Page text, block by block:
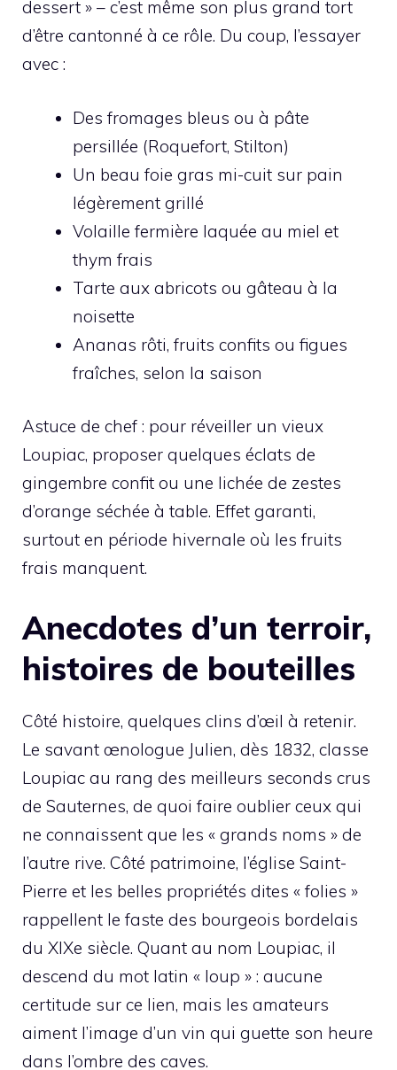
dessert » – c’est même son plus grand tort
d’être cantonné à ce rôle. Du coup, l’essayer
avec :
Des fromages bleus ou à pâte
persillée (Roquefort, Stilton)
Un beau foie gras mi-cuit sur pain
légèrement grillé
Volaille fermière laquée au miel et
thym frais
Tarte aux abricots ou gâteau à la
noisette
Ananas rôti, fruits confits ou figues
fraîches, selon la saison
Astuce de chef : pour réveiller un vieux
Loupiac, proposer quelques éclats de
gingembre confit ou une lichée de zestes
d’orange séchée à table. Effet garanti,
surtout en période hivernale où les fruits
frais manquent.
Anecdotes d’un terroir,
histoires de bouteilles
Côté histoire, quelques clins d’œil à retenir.
Le savant œnologue Julien, dès 1832, classe
Loupiac au rang des meilleurs seconds crus
de Sauternes, de quoi faire oublier ceux qui
ne connaissent que les « grands noms » de
l’autre rive. Côté patrimoine, l’église Saint-
Pierre et les belles propriétés dites « folies »
rappellent le faste des bourgeois bordelais
du XIXe siècle. Quant au nom Loupiac, il
descend du mot latin « loup » : aucune
certitude sur ce lien, mais les amateurs
aiment l’image d’un vin qui guette son heure
dans l’ombre des caves.